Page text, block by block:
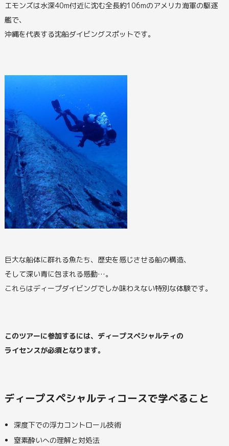
エモンズは水深40m付近に沈む全長約106mのアメリカ海軍の駆逐
艦で、
沖縄を代表する沈船ダイビングスポットです。
巨大な船体に群れる魚たち、歴史を感じさせる船の構造、
そして深い青に包まれる感動…。
これらはディープダイビングでしか味わえない特別な体験です。
このツアーに参加するには、ディープスペシャルティの
ライセンスが必須となります。
ディープスペシャルティコースで学べること
深度下での浮力コントロール技術
窒素酔いへの理解と対処法